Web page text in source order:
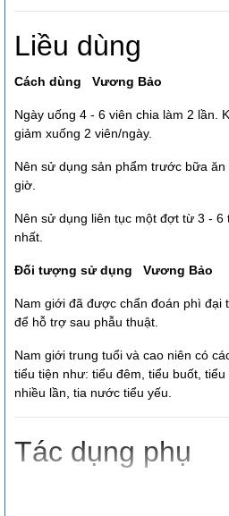
Liều dùng
Cách dùng Vương Bảo
Ngày uống 4 - 6 viên chia làm 2 lần.
giảm xuống 2 viên/ngày.
Nên sử dụng sản phẩm trước bữa
giờ.
Nên sử dụng liên tục một đợt từ 3 - 6
nhất.
Đối tượng sử dụng Vương Bảo
Nam giới đã được chẩn đoán phì đại
để hỗ trợ sau phẫu thuật.
Nam giới trung tuổi và cao niên có
tiểu tiện như: tiểu đêm, tiểu buốt,
nhiều lần, tia nước tiểu yếu.
Tác dụng phụ